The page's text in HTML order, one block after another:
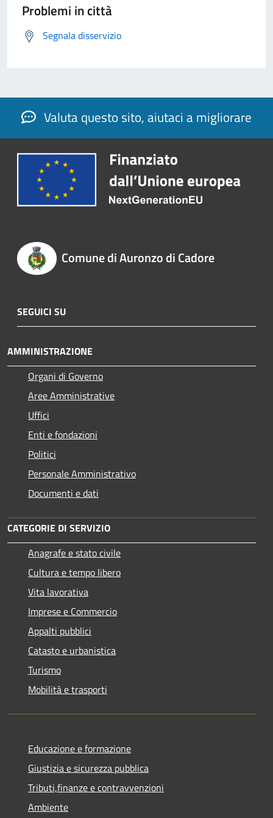
Problemi in città
Segnala disservizio
Valuta questo sito, aiutaci a migliorare
Comune di Auronzo di Cadore
SEGUICI SU
AMMINISTRAZIONE
Organi di Governo
Aree Amministrative
Uffici
Enti e fondazioni
Politici
Personale Amministrativo
Documenti e dati
CATEGORIE DI SERVIZIO
Anagrafe e stato civile
Cultura e tempo libero
Vita lavorativa
Imprese e Commercio
Appalti pubblici
Catasto e urbanistica
Turismo
Mobilità e trasporti
Educazione e formazione
Giustizia e sicurezza pubblica
Tributi,finanze e contravvenzioni
Ambiente